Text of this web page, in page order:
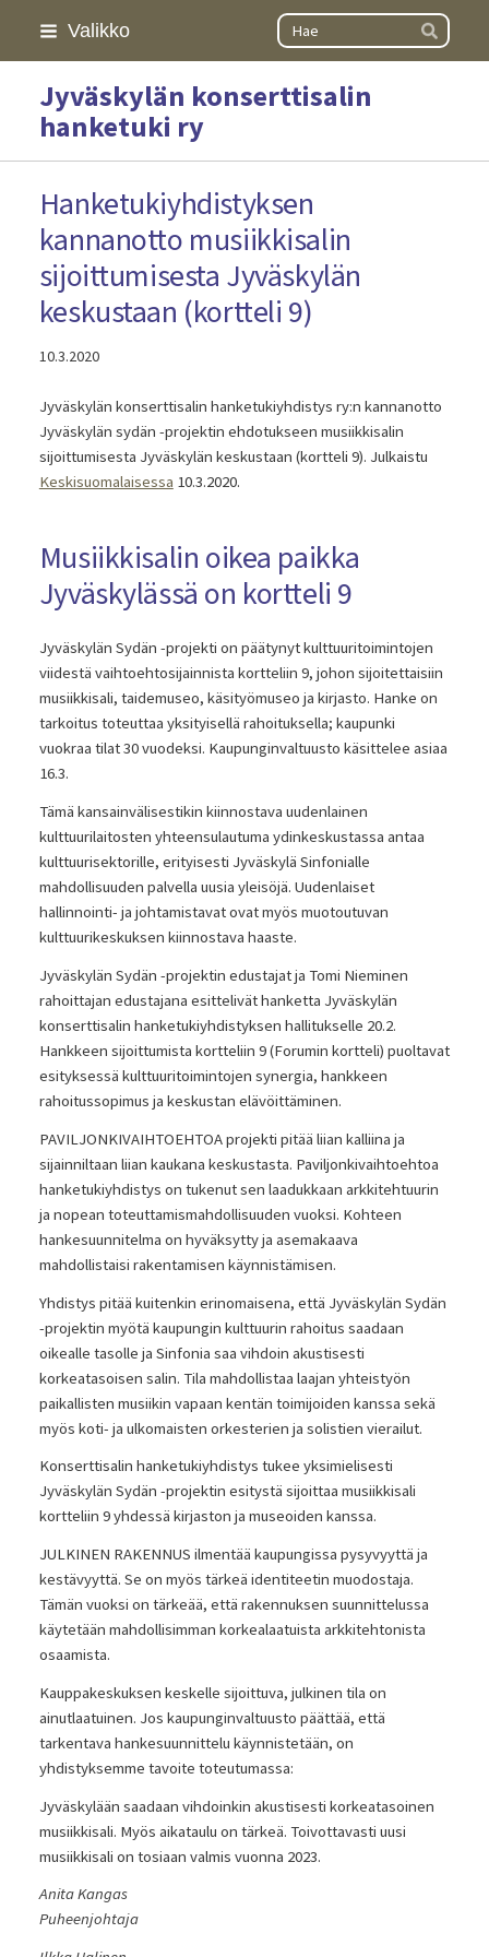
Siirry
Valikko Haku
Hae
Jyväskylän konserttisalin
hanketuki ry
Hanketukiyhdistyksen
kannanotto musiikkisalin
sijoittumisesta Jyväskylän
keskustaan (kortteli 9)
10.3.2020
Jyväskylän konserttisalin hanketukiyhdistys ry:n kannanotto
Jyväskylän sydän -projektin ehdotukseen musiikkisalin
sijoittumisesta Jyväskylän keskustaan (kortteli 9). Julkaistu
Keskisuomalaisessa 10.3.2020.
Musiikkisalin oikea paikka
Jyväskylässä on kortteli 9
Jyväskylän Sydän -projekti on päätynyt kulttuuritoimintojen
viidestä vaihtoehtosijainnista kortteliin 9, johon sijoitettaisiin
musiikkisali, taidemuseo, käsityömuseo ja kirjasto. Hanke on
tarkoitus toteuttaa yksityisellä rahoituksella; kaupunki
vuokraa tilat 30 vuodeksi. Kaupunginvaltuusto käsittelee asiaa
16.3.
Tämä kansainvälisestikin kiinnostava uudenlainen
kulttuurilaitosten yhteensulautuma ydinkeskustassa antaa
kulttuurisektorille, erityisesti Jyväskylä Sinfonialle
mahdollisuuden palvella uusia yleisöjä. Uudenlaiset
hallinnointi- ja johtamistavat ovat myös muotoutuvan
kulttuurikeskuksen kiinnostava haaste.
Jyväskylän Sydän -projektin edustajat ja Tomi Nieminen
rahoittajan edustajana esittelivät hanketta Jyväskylän
konserttisalin hanketukiyhdistyksen hallitukselle 20.2.
Hankkeen sijoittumista kortteliin 9 (Forumin kortteli) puoltavat
esityksessä kulttuuritoimintojen synergia, hankkeen
rahoitussopimus ja keskustan elävöittäminen.
PAVILJONKIVAIHTOEHTOA projekti pitää liian kalliina ja
sijainniltaan liian kaukana keskustasta. Paviljonkivaihtoehtoa
hanketukiyhdistys on tukenut sen laadukkaan arkkitehtuurin
ja nopean toteuttamismahdollisuuden vuoksi. Kohteen
hankesuunnitelma on hyväksytty ja asemakaava
mahdollistaisi rakentamisen käynnistämisen.
Yhdistys pitää kuitenkin erinomaisena, että Jyväskylän Sydän
-projektin myötä kaupungin kulttuurin rahoitus saadaan
oikealle tasolle ja Sinfonia saa vihdoin akustisesti
korkeatasoisen salin. Tila mahdollistaa laajan yhteistyön
paikallisten musiikin vapaan kentän toimijoiden kanssa sekä
myös koti- ja ulkomaisten orkesterien ja solistien vierailut.
Konserttisalin hanketukiyhdistys tukee yksimielisesti
Jyväskylän Sydän -projektin esitystä sijoittaa musiikkisali
kortteliin 9 yhdessä kirjaston ja museoiden kanssa.
JULKINEN RAKENNUS ilmentää kaupungissa pysyvyyttä ja
kestävyyttä. Se on myös tärkeä identiteetin muodostaja.
Tämän vuoksi on tärkeää, että rakennuksen suunnittelussa
käytetään mahdollisimman korkealaatuista arkkitehtonista
osaamista.
Kauppakeskuksen keskelle sijoittuva, julkinen tila on
ainutlaatuinen. Jos kaupunginvaltuusto päättää, että
tarkentava hankesuunnittelu käynnistetään, on
yhdistyksemme tavoite toteutumassa:
Jyväskylään saadaan vihdoinkin akustisesti korkeatasoinen
musiikkisali. Myös aikataulu on tärkeä. Toivottavasti uusi
musiikkisali on tosiaan valmis vuonna 2023.
Anita Kangas
Puheenjohtaja